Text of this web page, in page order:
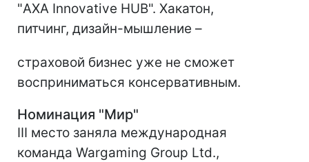
"AXA Innovative HUB". Хакатон,
питчинг, дизайн-мышление –
страховой бизнес уже не сможет
восприниматься консервативным.
Номинация "Мир"
III место заняла международная
команда Wargaming Group Ltd.,